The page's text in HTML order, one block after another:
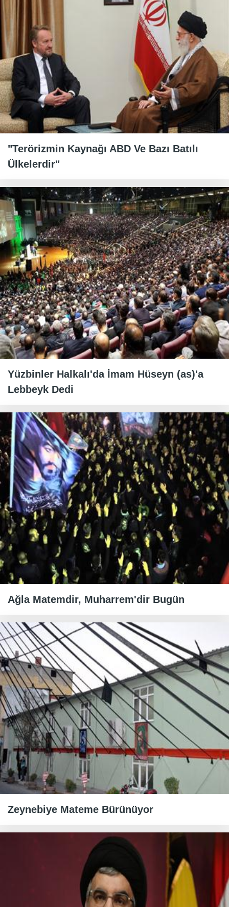
"Terörizmin Kaynağı ABD Ve Bazı Batılı
Ülkelerdir"
Yüzbinler Halkalı'da İmam Hüseyn (as)'a
Lebbeyk Dedi
Ağla Matemdir, Muharrem'dir Bugün
Zeynebiye Mateme Bürünüyor